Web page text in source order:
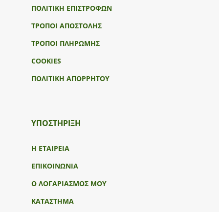
ΠΟΛΙΤΙΚΗ ΕΠΙΣΤΡΟΦΩΝ
ΤΡΟΠΟΙ ΑΠΟΣΤΟΛΗΣ
ΤΡΟΠΟΙ ΠΛΗΡΩΜΗΣ
COOKIES
ΠΟΛΙΤΙΚΗ ΑΠΟΡΡΗΤΟΥ
ΥΠΟΣΤΉΡΙΞΗ
Η ΕΤΑΙΡΕΙΑ
ΕΠΙΚΟΙΝΩΝΙΑ
Ο ΛΟΓΑΡΙΑΣΜΟΣ ΜΟΥ
ΚΑΤΑΣΤΗΜΑ